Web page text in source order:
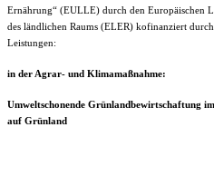
Ernährung“ (EULLE) durch den Europäischen
des ländlichen Raums (ELER) kofinanziert
Leistungen:
in der Agrar- und Klimamaßnahme:
Umweltschonende Grünlandbewirtschaftung
auf Grünland